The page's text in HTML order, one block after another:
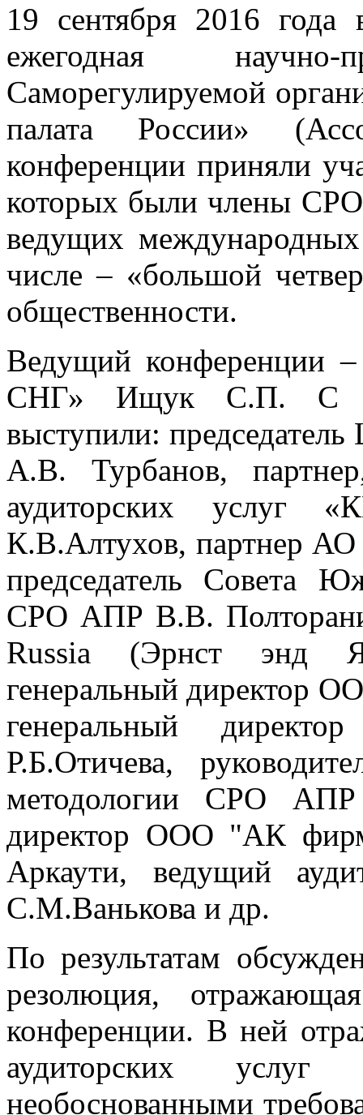
19 сентября 2016
ежегодная научно-
Саморегулируемой
палата России»
конференции приняли
которых были члены
ведущих
числе – «большой
общественности.
Ведущий конференции
СНГ» Ищук С.П. С
выступили:
А.В. Турбанов,
аудиторских
К.В.Алтухов, партнер
председатель Совета
СРО АПР В.В.
Russia (Эрнст энд
генеральный директор
генеральный
Р.Б.Отичева,
методологии СРО АПР
директор ООО "АК
Аркаути, ведущий
С.М.Ванькова и др.
По результатам
резолюция,
конференции. В ней
аудиторских
необоснованными